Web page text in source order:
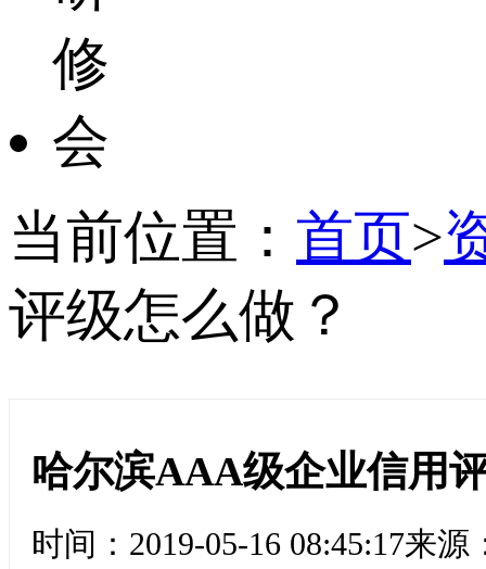
当前位置： 首页>
评级怎么做？
哈尔滨AAA级企业信用
时间：2019-05-16 08:45:17